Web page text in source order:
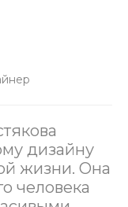
дизайну
жизни. Она
человека